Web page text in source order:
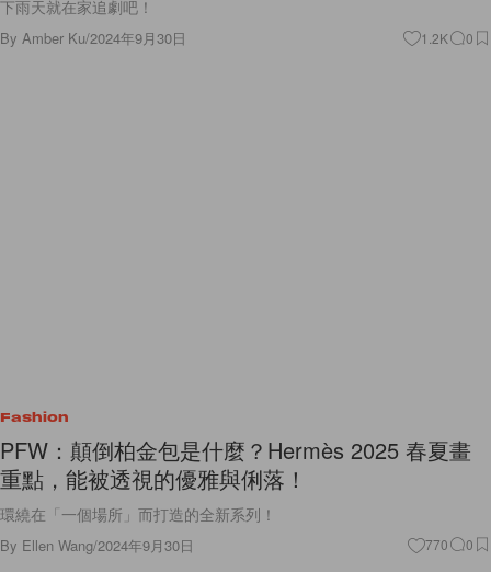
下雨天就在家追劇吧！
By Amber Ku/2024年9月30日 1.2K 0
Fashion
PFW：顛倒柏金包是什麼？Hermès 2025 春夏畫
重點，能被透視的優雅與俐落！
環繞在「一個場所」而打造的全新系列！
By Ellen Wang/2024年9月30日 770 0